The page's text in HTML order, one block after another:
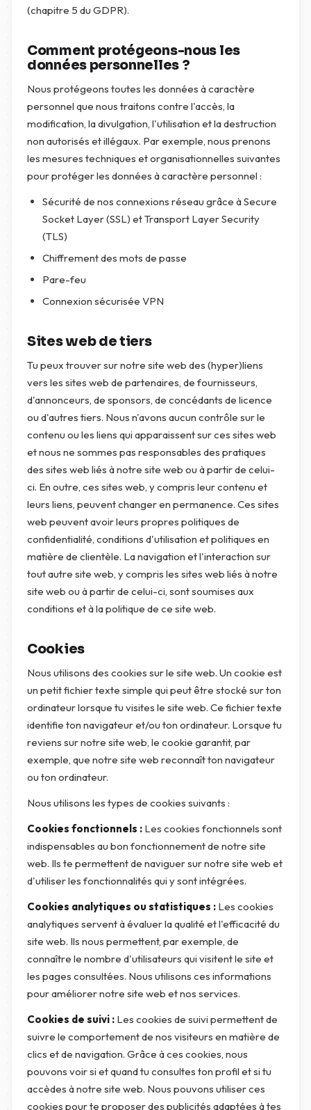
(chapitre 5 du GDPR).
Comment protégeons-nous les
données personnelles ?
Nous protégeons toutes les données à caractère
personnel que nous traitons contre l'accès, la
modification, la divulgation, l'utilisation et la destruction
non autorisés et illégaux. Par exemple, nous prenons
les mesures techniques et organisationnelles suivantes
pour protéger les données à caractère personnel :
Sécurité de nos connexions réseau grâce à Secure
Socket Layer (SSL) et Transport Layer Security
(TLS)
Chiffrement des mots de passe
Pare-feu
Connexion sécurisée VPN
Sites web de tiers
Tu peux trouver sur notre site web des (hyper)liens
vers les sites web de partenaires, de fournisseurs,
d'annonceurs, de sponsors, de concédants de licence
ou d'autres tiers. Nous n'avons aucun contrôle sur le
contenu ou les liens qui apparaissent sur ces sites web
et nous ne sommes pas responsables des pratiques
des sites web liés à notre site web ou à partir de celui-
ci. En outre, ces sites web, y compris leur contenu et
leurs liens, peuvent changer en permanence. Ces sites
web peuvent avoir leurs propres politiques de
confidentialité, conditions d'utilisation et politiques en
matière de clientèle. La navigation et l'interaction sur
tout autre site web, y compris les sites web liés à notre
site web ou à partir de celui-ci, sont soumises aux
conditions et à la politique de ce site web.
Cookies
Nous utilisons des cookies sur le site web. Un cookie est
un petit fichier texte simple qui peut être stocké sur ton
ordinateur lorsque tu visites le site web. Ce fichier texte
identifie ton navigateur et/ou ton ordinateur. Lorsque tu
reviens sur notre site web, le cookie garantit, par
exemple, que notre site web reconnaît ton navigateur
ou ton ordinateur.
Nous utilisons les types de cookies suivants :
Cookies fonctionnels : Les cookies fonctionnels sont
indispensables au bon fonctionnement de notre site
web. Ils te permettent de naviguer sur notre site web et
d'utiliser les fonctionnalités qui y sont intégrées.
Cookies analytiques ou statistiques : Les cookies
analytiques servent à évaluer la qualité et l'efficacité du
site web. Ils nous permettent, par exemple, de
connaître le nombre d'utilisateurs qui visitent le site et
les pages consultées. Nous utilisons ces informations
pour améliorer notre site web et nos services.
Cookies de suivi : Les cookies de suivi permettent de
suivre le comportement de nos visiteurs en matière de
clics et de navigation. Grâce à ces cookies, nous
pouvons voir si et quand tu consultes ton profil et si tu
accèdes à notre site web. Nous pouvons utiliser ces
cookies pour te proposer des publicités adaptées à tes